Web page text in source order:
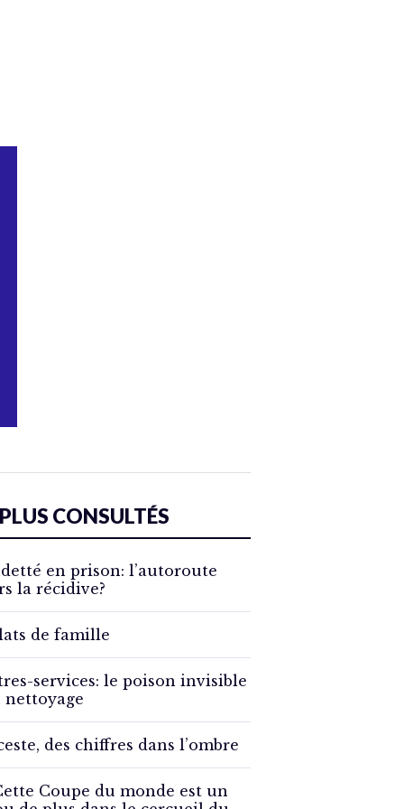
CONSULTÉS
en prison: l’autoroute
la récidive?
de famille
services: le poison invisible
nettoyage
des chiffres dans l’ombre
Coupe du monde est un